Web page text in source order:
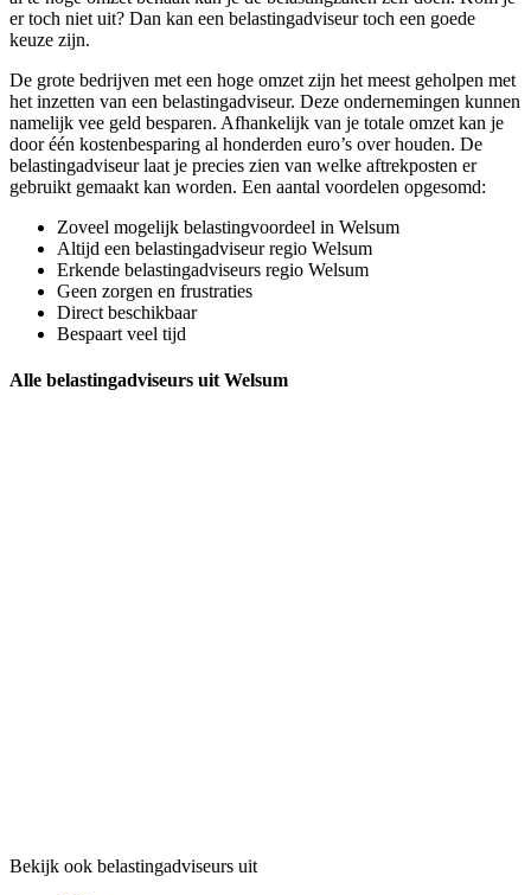
er toch niet uit? Dan kan een belastingadviseur toch een goede
keuze zijn.
De grote bedrijven met een hoge omzet zijn het meest geholpen met
het inzetten van een belastingadviseur. Deze ondernemingen kunnen
namelijk vee geld besparen. Afhankelijk van je totale omzet kan je
door één kostenbesparing al honderden euro’s over houden. De
belastingadviseur laat je precies zien van welke aftrekposten er
gebruikt gemaakt kan worden. Een aantal voordelen opgesomd:
Zoveel mogelijk belastingvoordeel in Welsum
Altijd een belastingadviseur regio Welsum
Erkende belastingadviseurs regio Welsum
Geen zorgen en frustraties
Direct beschikbaar
Bespaart veel tijd
Alle belastingadviseurs uit Welsum
Bekijk ook belastingadviseurs uit